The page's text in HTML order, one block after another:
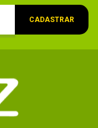
CADASTRAR